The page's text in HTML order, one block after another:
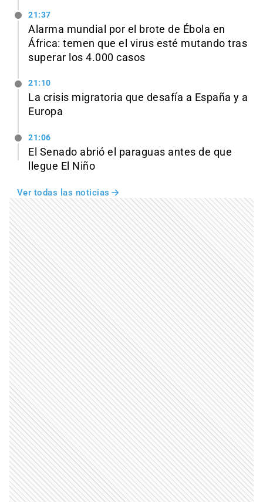
21:37
Alarma mundial por el brote de Ébola en
África: temen que el virus esté mutando tras
superar los 4.000 casos
21:10
La crisis migratoria que desafía a España y a
Europa
21:06
El Senado abrió el paraguas antes de que
llegue El Niño
Ver todas las noticias